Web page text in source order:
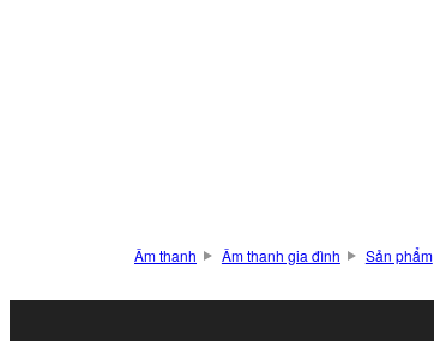
Âm thanh Âm thanh gia đình Sản phẩm